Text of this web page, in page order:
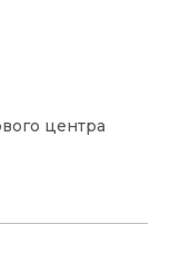
центра